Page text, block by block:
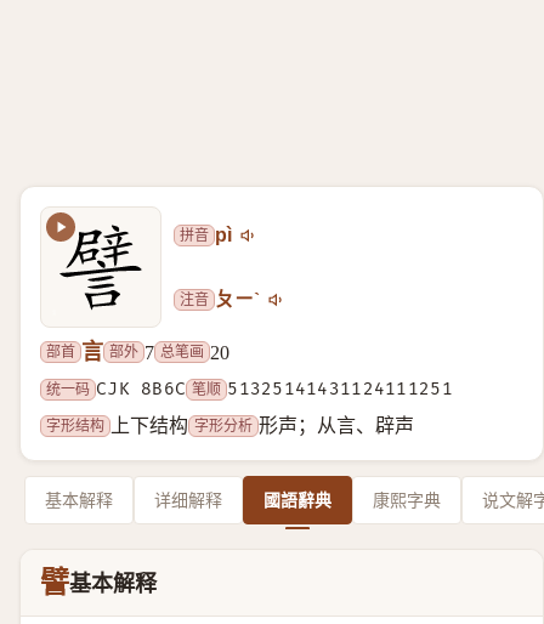
拼音 pì
注音 ㄆㄧˋ
部首 言 部外 7 总笔画 20
统一码 CJK 8B6C 笔顺 51325141431124111251
字形结构
上下结构 字形分析 形声；从言、辟声
基本解释 详细解释 國語辭典 康熙字典 说文解
譬基本解释